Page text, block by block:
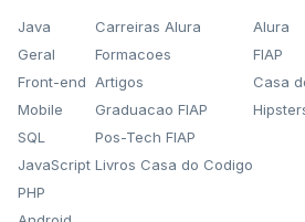
Java
Geral
Front-end
Mobile
SQL
JavaScript
PHP
Carreiras Alura
Formacoes
Artigos
Graduacao FIAP
Pos-Tech FIAP
Livros Casa do Codigo
Alura
FIAP
Casa